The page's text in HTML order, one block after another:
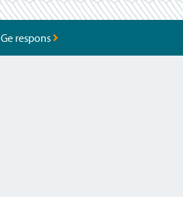
Ge respons